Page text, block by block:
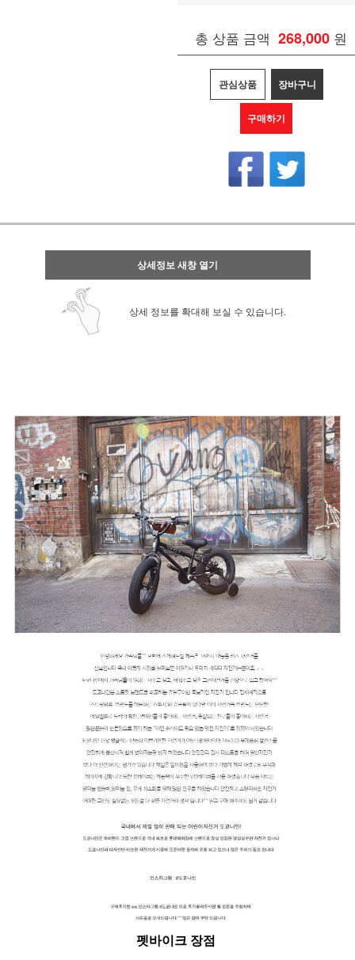
총 상품 금액 268,000 원
관심상품 장바구니
구매하기
상세정보 새창 열기
상세 정보를 확대해 보실 수 있습니다.
펫바이크 장점